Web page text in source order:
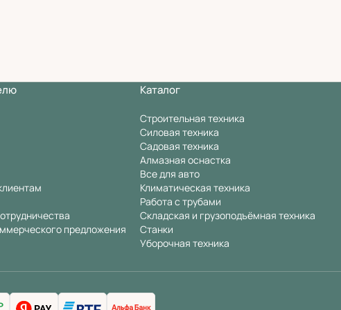
предложения
Каталог
Строительная техника
Силовая техника
Садовая техника
Алмазная оснастка
Все для авто
Климатическая техника
Работа с трубами
Складская и грузоподъёмная техника
Станки
Уборочная техника